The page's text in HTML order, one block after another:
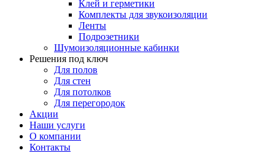
Клей и герметики
Комплекты для звукоизоляции
Ленты
Подрозетники
Шумоизоляционные кабинки
Решения под ключ
Для полов
Для стен
Для потолков
Для перегородок
Акции
Наши услуги
О компании
Контакты